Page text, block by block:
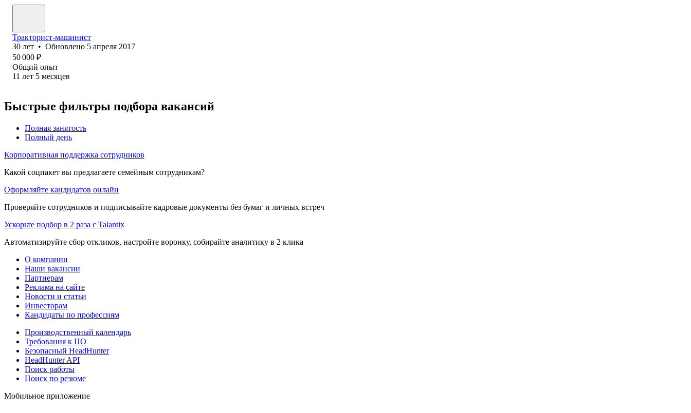
Тракторист-машинист
30 лет • Обновлено 5 апреля 2017
50 000 ₽
Общий опыт
11 лет 5 месяцев
Быстрые фильтры подбора вакансий
Полная занятость
Полный день
Корпоративная поддержка сотрудников
Какой соцпакет вы предлагаете семейным сотрудникам?
Оформляйте кандидатов онлайн
Проверяйте сотрудников и подписывайте кадровые документы без бумаг и личных встреч
Ускорьте подбор в 2 раза с Talantix
Автоматизируйте сбор откликов, настройте воронку, собирайте аналитику в 2 клика
О компании
Наши вакансии
Партнерам
Реклама на сайте
Новости и статьи
Инвесторам
Кандидаты по профессиям
Производственный календарь
Требования к ПО
Безопасный HeadHunter
HeadHunter API
Поиск работы
Поиск по резюме
Мобильное приложение